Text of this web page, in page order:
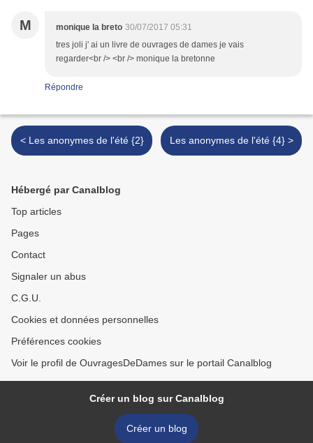
M monique la breto 30/07/2017 05:31
tres joli j' ai un livre de ouvrages de dames je vais
regarder<br /> <br /> monique la bretonne
Répondre
< Les anonymes de l'été {2} Les anonymes de l'été {4} >
Hébergé par Canalblog
Top articles
Pages
Contact
Signaler un abus
C.G.U.
Cookies et données personnelles
Préférences cookies
Voir le profil de OuvragesDeDames sur le portail Canalblog
Créer un blog sur Canalblog
Créer un blog